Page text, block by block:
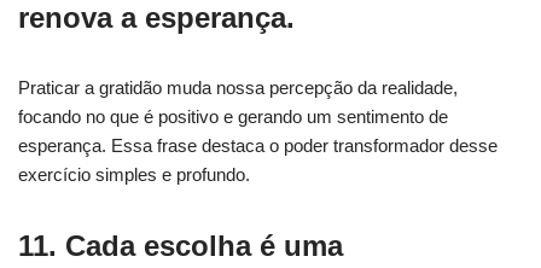
renova a esperança.
Praticar a gratidão muda nossa percepção da realidade,
focando no que é positivo e gerando um sentimento de
esperança. Essa frase destaca o poder transformador desse
exercício simples e profundo.
11. Cada escolha é uma